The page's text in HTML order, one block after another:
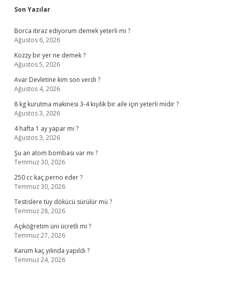
Sidebar
Son Yazılar
Borca itiraz ediyorum demek yeterli mi ?
Ağustos 6, 2026
Kozzy bir yer ne demek ?
Ağustos 5, 2026
Avar Devletine kim son verdi ?
Ağustos 4, 2026
8 kg kurutma makinesi 3-4 kişilik bir aile için yeterli midir ?
Ağustos 3, 2026
4 hafta 1 ay yapar mı ?
Ağustos 3, 2026
Şu an atom bombası var mı ?
Temmuz 30, 2026
250 cc kaç perno eder ?
Temmuz 30, 2026
Testislere tüy dökücü sürülür mü ?
Temmuz 28, 2026
Açıköğretim üni ücretli mi ?
Temmuz 27, 2026
Karum kaç yılında yapıldı ?
Temmuz 24, 2026